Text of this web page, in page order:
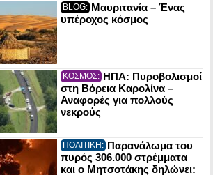
BLOG: Μαυριτανία – Ένας
υπέροχος κόσμος
ΚΟΣΜΟΣ: ΗΠΑ: Πυροβολισμοί
στη Βόρεια Καρολίνα –
Αναφορές για πολλούς
νεκρούς
ΠΟΛΙΤΙΚΗ: Παρανάλωμα του
πυρός 306.000 στρέμματα
και ο Μητσοτάκης δηλώνει: